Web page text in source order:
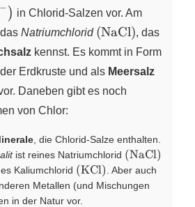
\ce{Cl-} \right)
X
− ) in Chlorid-Salzen vor. Am
Natriumchlorid \left(
(NaCl), das
kennst. Es kommt in Form
Erdkruste und als Meersalz
Daneben gibt es noch
von Chlor:
, die Chlorid-Salze enthalten.
ist reines Natriumchlorid \left(
\ce{NaCl}
\right)
(NaCl)
Kaliumchlorid \left(
\ce{KCl}
\right)
(KCl) . Aber auch
Metallen (und Mischungen
in der Natur vor.